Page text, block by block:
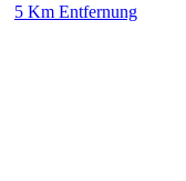
5 Km Entfernung